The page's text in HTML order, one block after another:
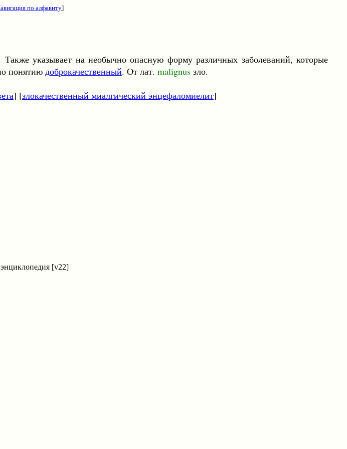
по алфавиту]
указывает на необычно опасную форму различных заболеваний, которые
понятию доброкачественный. От лат. malignus зло.
] [злокачественный миалгический энцефаломиелит]
[v22]